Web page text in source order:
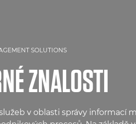
SOLUTIONS
ZNALOSTI
v oblasti správy informací